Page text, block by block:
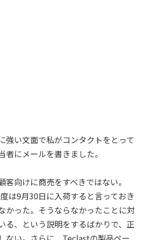
強い文面で私がコンタクトをとって
者にメールを書きました。
客向けに商売をすべきではない。
は9月30日に入荷すると言っておき
かった。そうならなかったことに対
る、という説明をするばかりで、正